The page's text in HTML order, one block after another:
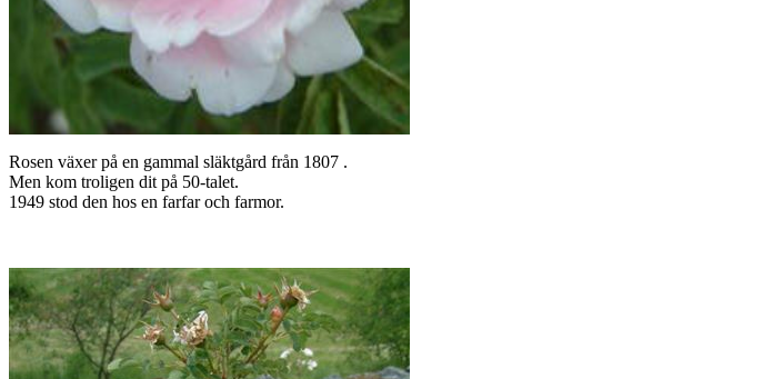
Rosen växer på en gammal släktgård från 1807 .
Men kom troligen dit på 50-talet.
1949 stod den hos en farfar och farmor.